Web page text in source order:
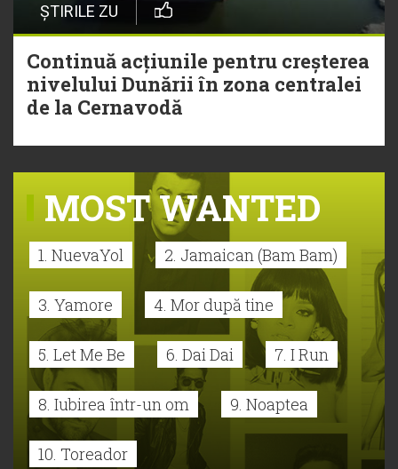
ȘTIRILE ZU
Continuă acțiunile pentru creșterea
nivelului Dunării în zona centralei
de la Cernavodă
MOST WANTED
1. NuevaYol 2. Jamaican (Bam Bam)
3. Yamore 4. Mor după tine
5. Let Me Be 6. Dai Dai 7. I Run
8. Iubirea într-un om 9. Noaptea
10. Toreador